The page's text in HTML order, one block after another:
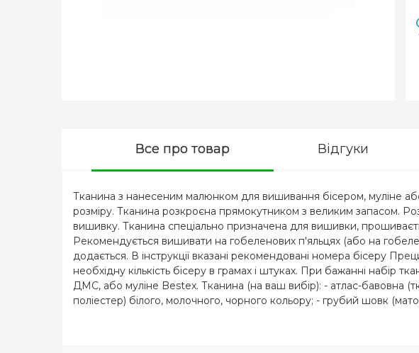
Все про товар Відгуки
Тканина з нанесеним малюнком для вишивання бісером, муліне
розміру. Тканина розкроєна прямокутником з великим запасом.
вишивку. Тканина спеціально призначена для вишивки,
Рекомендується вишивати на гобеленових п'яльцях (або на
додається. В інструкції вказані рекомендовані номера бісеру
необхідну кількість бісеру в грамах і штуках. При бажанні
ДМС, або муліне Bestex. Тканина (на ваш вибір): - атлас-бавовна
поліестер) білого, молочного, чорного кольору; - грубий шовк